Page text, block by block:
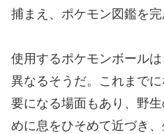
捕まえ、ポケモン図鑑を完
使用するポケモンボール
異なるそうだ。これまで
要になる場面もあり、野
めに息をひそめて近づき